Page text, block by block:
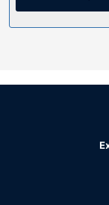
Особенности
Воспользуйтесь
бесплатный
8:30 до 10:00 за
химчистка или